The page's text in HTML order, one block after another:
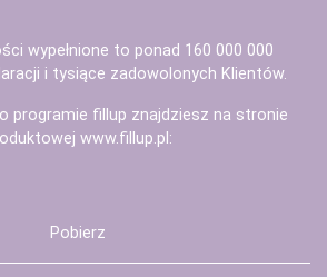
wypełnione to ponad 160 000 000
i tysiące zadowolonych Klientów.
programie fillup znajdziesz na stronie
www.fillup.pl :
Pobierz